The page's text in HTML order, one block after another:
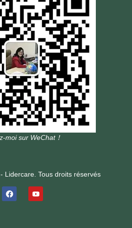
moi sur WeChat！
Lidercare. Tous droits réservés